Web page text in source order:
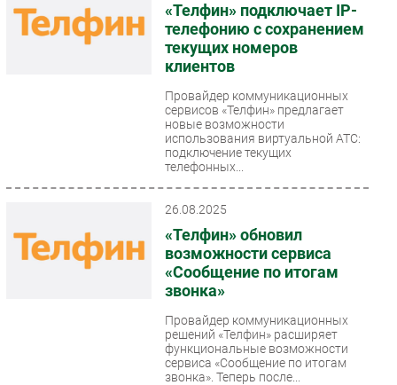
«Телфин» подключает IP-
телефонию с сохранением
текущих номеров
клиентов
Провайдер коммуникационных
сервисов «Телфин» предлагает
новые возможности
использования виртуальной АТС:
подключение текущих
телефонных...
26.08.2025
«Телфин» обновил
возможности сервиса
«Сообщение по итогам
звонка»
Провайдер коммуникационных
решений «Телфин» расширяет
функциональные возможности
сервиса «Сообщение по итогам
звонка». Теперь после...